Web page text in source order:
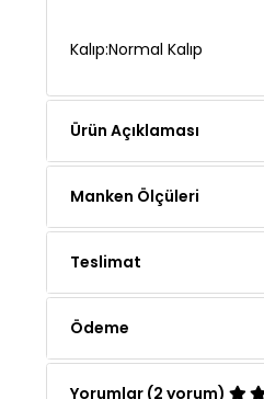
Manken Ölçüleri